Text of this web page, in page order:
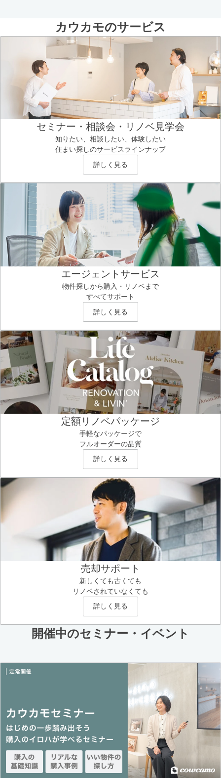
カウカモのサービス
セミナー・相談会・リノベ見学会
知りたい、相談したい、体験したい
住まい探しのサービスラインナップ
詳しく見る
エージェントサービス
物件探しから購入・リノベまで
すべてサポート
詳しく見る
定額リノベパッケージ
手軽なパッケージで
フルオーダーの品質
詳しく見る
売却サポート
新しくても古くても
リノベされていなくても
詳しく見る
開催中のセミナー・イベント